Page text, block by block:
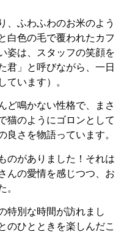
、ふわふわのお米のよう
白色の毛で覆われたカフ
姿は、スタッフの笑顔を
君」と呼びながら、一日
います）。
ど鳴かない性格で、まさ
猫のようにゴロンとして
さを物語っています。
のがありました！それは
んの愛情を感じつつ、お
特別な時間が訪れまし
のひとときを楽しんだこ